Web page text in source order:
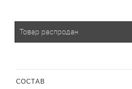
Товар распродан
CОСТАВ